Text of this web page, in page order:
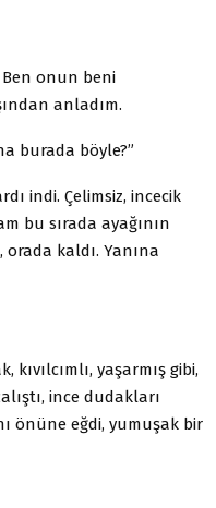
Ben onun beni
anladım.
burada böyle?”
indi. Çelimsiz, incecik
bu sırada ayağının
kaldı. Yanına
yaşarmış gibi,
ince dudakları
önüne eğdi, yumuşak bir